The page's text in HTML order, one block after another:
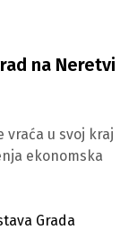
na Neretvi
vraća u svoj kraj
ekonomska
Grada